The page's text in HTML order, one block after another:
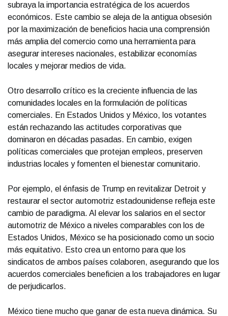
subraya la importancia estratégica de los acuerdos
económicos. Este cambio se aleja de la antigua obsesión
por la maximización de beneficios hacia una comprensión
más amplia del comercio como una herramienta para
asegurar intereses nacionales, estabilizar economías
locales y mejorar medios de vida.
Otro desarrollo crítico es la creciente influencia de las
comunidades locales en la formulación de políticas
comerciales. En Estados Unidos y México, los votantes
están rechazando las actitudes corporativas que
dominaron en décadas pasadas. En cambio, exigen
políticas comerciales que protejan empleos, preserven
industrias locales y fomenten el bienestar comunitario.
Por ejemplo, el énfasis de Trump en revitalizar Detroit y
restaurar el sector automotriz estadounidense refleja este
cambio de paradigma. Al elevar los salarios en el sector
automotriz de México a niveles comparables con los de
Estados Unidos, México se ha posicionado como un socio
más equitativo. Esto crea un entorno para que los
sindicatos de ambos países colaboren, asegurando que los
acuerdos comerciales beneficien a los trabajadores en lugar
de perjudicarlos.
México tiene mucho que ganar de esta nueva dinámica. Su